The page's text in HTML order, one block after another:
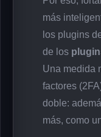
más
los plugins
de los
Una medida
factores
doble:
más, como